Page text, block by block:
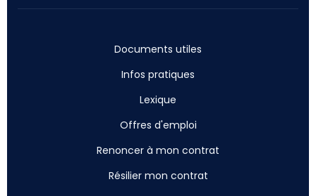
Documents utiles
Infos pratiques
Lexique
Offres d'emploi
Renoncer à mon contrat
Résilier mon contrat